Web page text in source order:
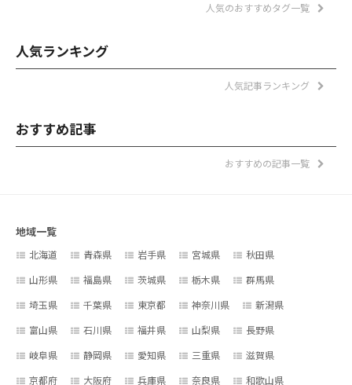
人気のおすすめタグ一覧
人気ランキング
人気記事ランキング
おすすめ記事
おすすめの記事一覧
地域一覧
北海道 青森県 岩手県 宮城県
秋田県
山形県
福島県 茨城県 栃木県
群馬県
埼玉県
千葉県 東京都 神奈川県
新潟県
富山県
石川県 福井県 山梨県
長野県
岐阜県
静岡県 愛知県 三重県
滋賀県
京都府
大阪府 兵庫県 奈良県 和歌山県